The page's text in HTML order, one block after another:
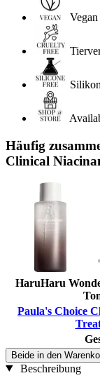
Vegan
Häufig
Clinical
HaruHaru
Paula's Choice
Beide in den
Beschreibung